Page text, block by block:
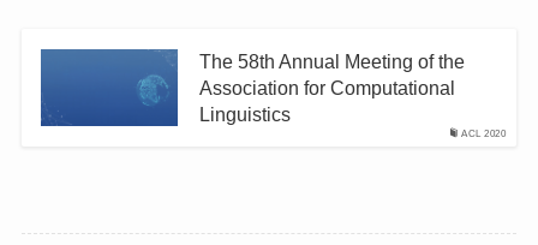
ACL 2020
The 58th Annual Meeting of the
Association for Computational
Linguistics